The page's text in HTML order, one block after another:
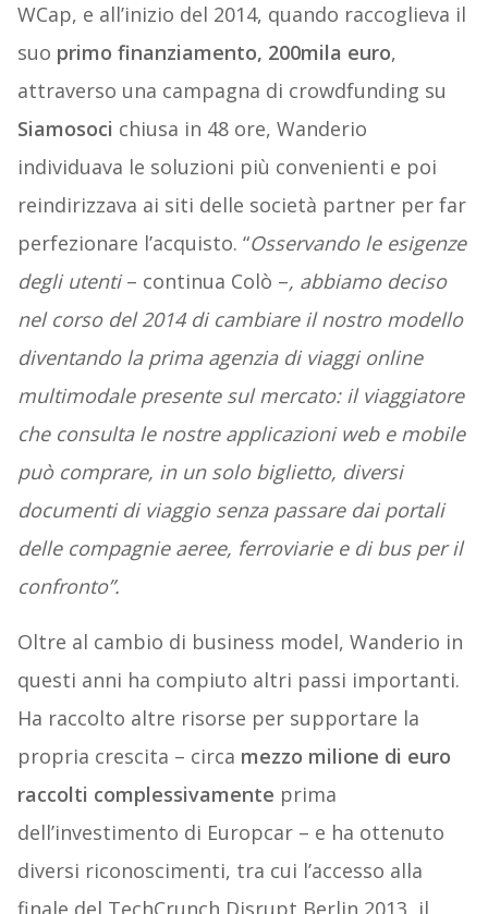
WCap, e all’inizio del 2014, quando raccoglieva il
suo primo finanziamento, 200mila euro,
attraverso una campagna di crowdfunding su
Siamosoci chiusa in 48 ore, Wanderio
individuava le soluzioni più convenienti e poi
reindirizzava ai siti delle società partner per far
perfezionare l’acquisto. “Osservando le esigenze
degli utenti– continua Colò –, abbiamo deciso
nel corso del 2014 di cambiare il nostro modello
diventando la prima agenzia di viaggi online
multimodale presente sul mercato: il viaggiatore
che consulta le nostre applicazioni web e mobile
può comprare, in un solo biglietto, diversi
documenti di viaggio senza passare dai portali
delle compagnie aeree, ferroviarie e di bus per il
confronto”.
Oltre al cambio di business model, Wanderio in
questi anni ha compiuto altri passi importanti.
Ha raccolto altre risorse per supportare la
propria crescita – circa mezzo milione di euro
raccolti complessivamente prima
dell’investimento di Europcar – e ha ottenuto
diversi riconoscimenti, tra cui l’accesso alla